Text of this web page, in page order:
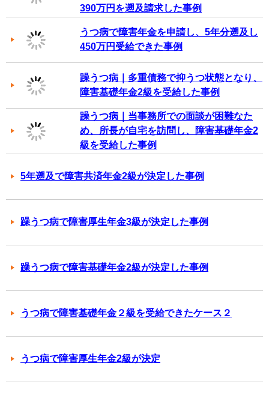
390万円を遡及請求した事例
うつ病で障害年金を申請し、5年分遡及し
450万円受給できた事例
躁うつ病｜多重債務で抑うつ状態となり、
障害基礎年金2級を受給した事例
躁うつ病｜当事務所での面談が困難なた
め、所長が自宅を訪問し、障害基礎年金2
級を受給した事例
5年遡及で障害共済年金2級が決定した事例
躁うつ病で障害厚生年金3級が決定した事例
躁うつ病で障害基礎年金2級が決定した事例
うつ病で障害基礎年金２級を受給できたケース２
うつ病で障害厚生年金2級が決定